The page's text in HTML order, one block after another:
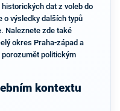
dat z voleb do
o výsledky dalších typů
Naleznete zde také
okres Praha-západ a
politickým
kontextu